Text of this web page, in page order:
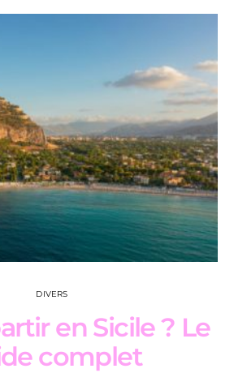
DIVERS
en Sicile ? Le
complet